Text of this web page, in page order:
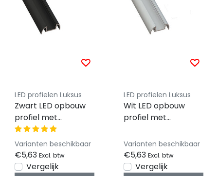
LED profielen Luksus
Zwart LED opbouw
profiel met
afdekking 25,79 mm
x 6,5 mm 17.1ZWART
Varianten beschikbaar
€5,63 Excl. btw
Vergelijk
LED profielen Luksus
Wit LED opbouw
profiel met
x 6,5 mm 17.1WIT
Varianten beschikbaar
€5,63 Excl. btw
Vergelijk